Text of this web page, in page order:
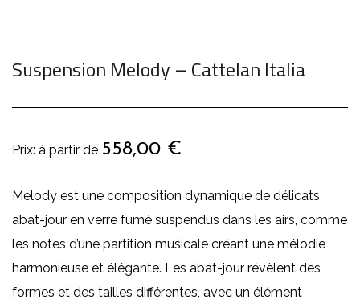
Suspension Melody – Cattelan Italia
558,00 €
Melody est une composition dynamique de délicats
abat-jour en verre fumè suspendus dans les airs, comme
les notes d’une partition musicale créant une mélodie
harmonieuse et élégante. Les abat-jour révèlent des
formes et des tailles différentes, avec un élément